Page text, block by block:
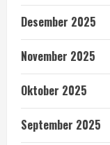
Desember 2025
November 2025
Oktober 2025
September 2025